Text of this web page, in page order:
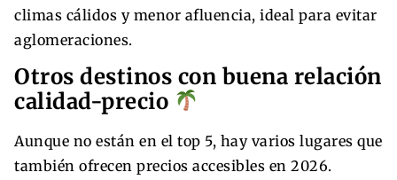
climas cálidos y menor afluencia, ideal para evitar
aglomeraciones.
Otros destinos con buena relación
calidad-precio
Aunque no están en el top 5, hay varios lugares que
también ofrecen precios accesibles en 2026.